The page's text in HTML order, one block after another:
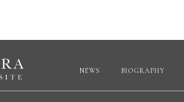
NEWS BIOGRAPHY